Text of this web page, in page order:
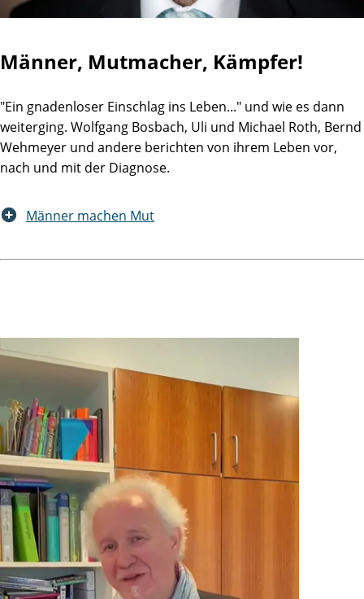
Männer, Mutmacher, Kämpfer!
"Ein gnadenloser Einschlag ins Leben..." und wie es dann
weiterging. Wolfgang Bosbach, Uli und Michael Roth, Bernd
Wehmeyer und andere berichten von ihrem Leben vor,
nach und mit der Diagnose.
Männer machen Mut